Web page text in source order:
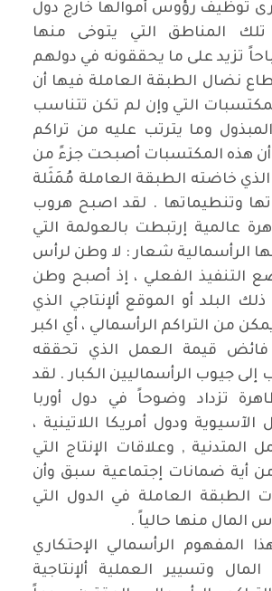
توظيف رؤوس أموالها خارج دول
المناطق التي يتوخى منها
تزيد على ما يحققونه في دولهم
نضال الطبقة العاملة فيها أن
التي وإن لم تكن تتناسب
وما يترتب عليه من تراكم
أن هذه المكتسبات أصبحت جزءً من
الذي خاضته الطبقة العاملة مُمَثَلة
وتنطيماتها . لقد اصبح هروب
عالمية إرتبطت بالعولمة التي
الرأسمالية شعار : لا وطن لرأس
التنفيذ الفعلي ، إذ أصبح وطن
البلد أو الموقع ألإنتاجي الذي
من التراكم الرأسمالي ، أي اكبر
قيمة العمل الذي تحققه
جيوب الرأسماليين الكبار . لقد
تزداد وضوحاً في دول أوربا
الآسيوية ودول أمريكا اللاتينية ،
المتدنية , وعلاقات الإنتاج التي
من أية ضمانات إجتماعية سبق وأن
الطبقة العاملة في الدول التي
المال منها حالياً .
المفهوم الرأسمالي الإحتكاري
وتسيير العملية ألإنتاجية